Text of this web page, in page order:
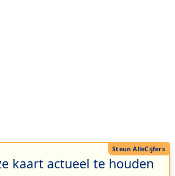
kaart actueel te houden